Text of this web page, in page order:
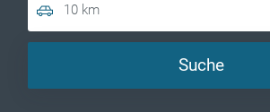
10 km
Suche